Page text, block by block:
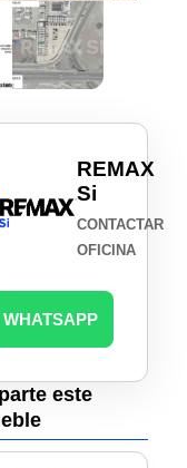
REMAX
Si
CONTACTAR
OFICINA
WHATSAPP
este